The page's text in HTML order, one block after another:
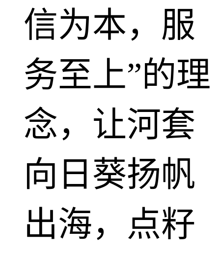
信为本，服
务至上”的理
念，让河套
向日葵扬帆
出海，点籽